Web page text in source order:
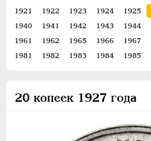
1921 1922 1923 1924 1925
1940
1941 1942 1943 1944
1961
1962 1965 1966 1967
1981
1982 1983 1984 1985
20 копеек 1927 года